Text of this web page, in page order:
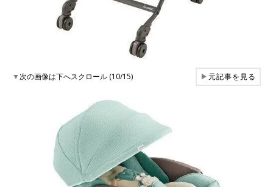
▼次の画像は下へスクロール (10/15) ▶元記事を見る